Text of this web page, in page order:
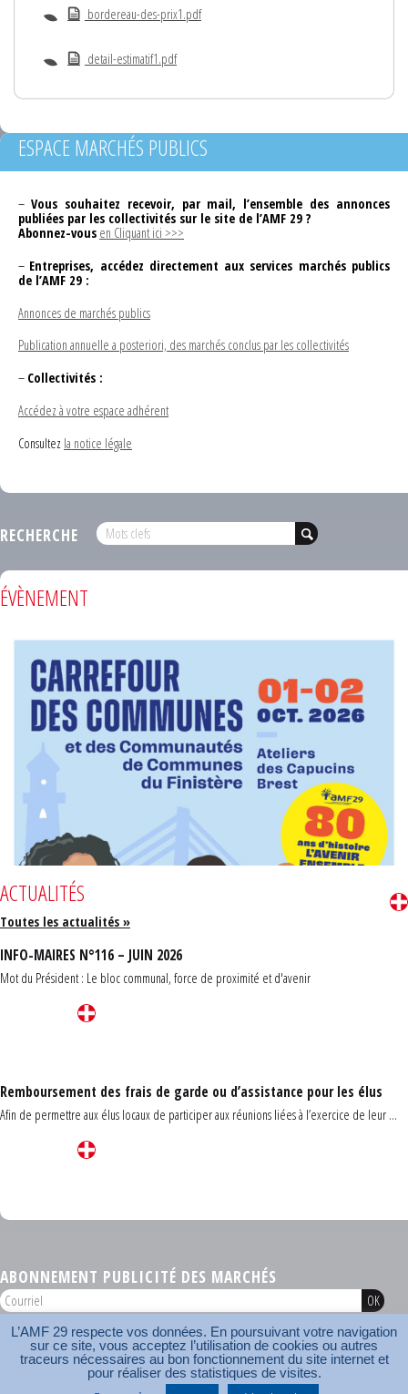
bordereau-des-prix1.pdf
detail-estimatif1.pdf
ESPACE MARCHÉS PUBLICS
– Vous souhaitez recevoir, par mail, l’ensemble des annonces
publiées par les collectivités sur le site de l’AMF 29 ?
Abonnez-vous en Cliquant ici >>>
– Entreprises, accédez directement aux services marchés publics
de l’AMF 29 :
Annonces de marchés publics
Publication annuelle a posteriori, des marchés conclus par les collectivités
– Collectivités :
Accédez à votre espace adhérent
Consultez la notice légale
RECHERCHE
ÉVÈNEMENT
ACTUALITÉS
Toutes les actualités »
INFO-MAIRES N°116 – JUIN 2026
Mot du Président : Le bloc communal, force de proximité et d'avenir
Remboursement des frais de garde ou d’assistance pour les élus
Afin de permettre aux élus locaux de participer aux réunions liées à l’exercice de leur ...
ABONNEMENT PUBLICITÉ DES MARCHÉS
AMF 29 © 2026
Plan du site Nos coordonnées Mentions légales
Contact
Carrefour des communes
AMF
L’AMF 29 respecte vos données. En poursuivant votre navigation
sur ce site, vous acceptez l’utilisation de cookies ou autres
traceurs nécessaires au bon fonctionnement du site internet et
pour réaliser des statistiques de visites.